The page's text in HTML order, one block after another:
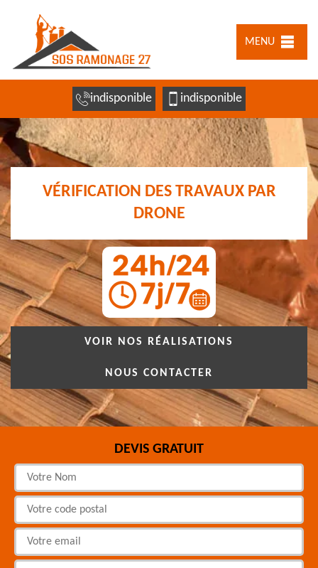
MENU
indisponible indisponible
VÉRIFICATION DES TRAVAUX PAR
DRONE
VOIR NOS RÉALISATIONS
NOUS CONTACTER
DEVIS GRATUIT